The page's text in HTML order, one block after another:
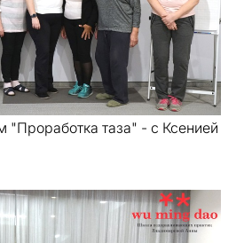
"Проработка таза" - с Ксенией